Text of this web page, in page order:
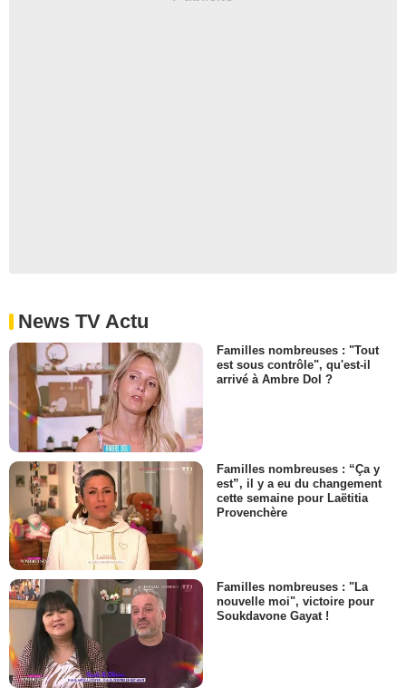
News TV Actu
Familles nombreuses : "Tout
est sous contrôle", qu'est-il
arrivé à Ambre Dol ?
Familles nombreuses : “Ça y
est”, il y a eu du changement
cette semaine pour Laëtitia
Provenchère
Familles nombreuses : "La
nouvelle moi", victoire pour
Soukdavone Gayat !